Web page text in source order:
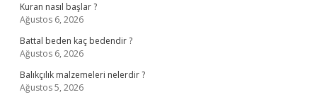
Kuran nasıl başlar ?
Ağustos 6, 2026
Battal beden kaç bedendir ?
Ağustos 6, 2026
Balıkçılık malzemeleri nelerdir ?
Ağustos 5, 2026